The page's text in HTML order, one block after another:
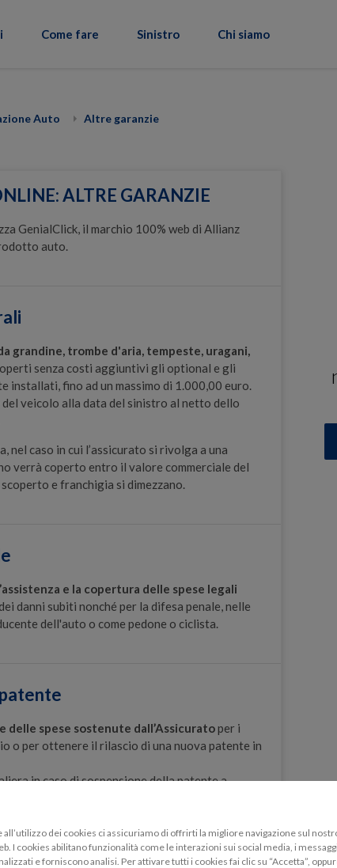
Come fare Sinistro Chi siamo
Auto Altre garanzie
ALTRE GARANZIE
GenialClick, il marchio 100% web di Allianz
auto.
grandine, trombe d'aria, tempeste, uragani,
senza costi aggiuntivi gli optional e gli
installati, fino ad un massimo di 1.000,00 euro.
veicolo alla data del sinistro al netto dello
caso in cui l’assicurato si rivolga a una
verrà coperto entro il valore commerciale del
e franchigia si dimezzano.
e la copertura delle spese legali
danni subiti nonché per la difesa penale, nelle
dell'auto o come pedone o ciclista.
delle spese sostenute dall’Assicuratoper i
o per ottenere il rilascio di una nuova patente in
in caso di sospensione della patente a
condizione che l’assicurato sia
dall’aver commesso violazioni del Nuovo
reato.
all’utilizzo dei cookies ci assicuriamo di offrirti la migliore navigazione sul
I cookies abilitano funzionalità come le interazioni sui social media, i
e forniscono analisi. Per attivare tutti i cookies fai clic su “Accetta”,